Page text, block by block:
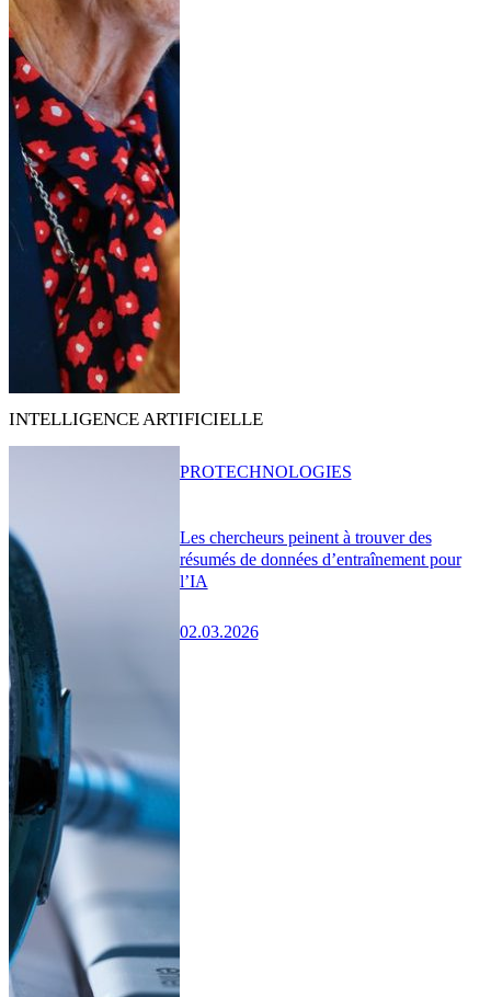
INTELLIGENCE ARTIFICIELLE
Les chercheurs peinent à trouver des
résumés de données d’entraînement pour
l’IA
02.03.2026
PROTECHNOLOGIES